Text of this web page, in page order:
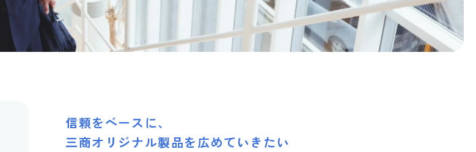
信頼をベースに、
三商オリジナル製品を広めていきたい